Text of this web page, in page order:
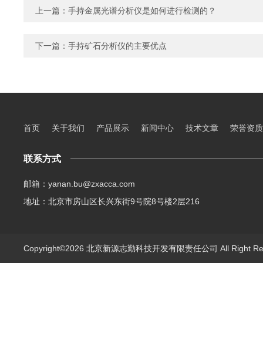
上一篇： 手持金属光谱分析仪是如何进行检测的？
下一篇： 手持矿石分析仪的主要优点
首页 关于我们 产品展示 新闻中心 技术文章 荣誉资质
联系方式
邮箱：yanan.bu@zxacca.com
地址：北京市房山区长兴东街9号院8号楼2层216
Copyright©2026 北京新源志勤科技开发有限责任公司 All Right